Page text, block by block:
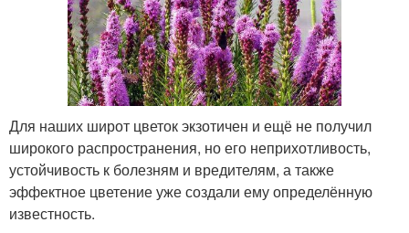
Для наших широт цветок экзотичен и ещё не получил
широкого распространения, но его неприхотливость,
устойчивость к болезням и вредителям, а также
эффектное цветение уже создали ему определённую
известность.